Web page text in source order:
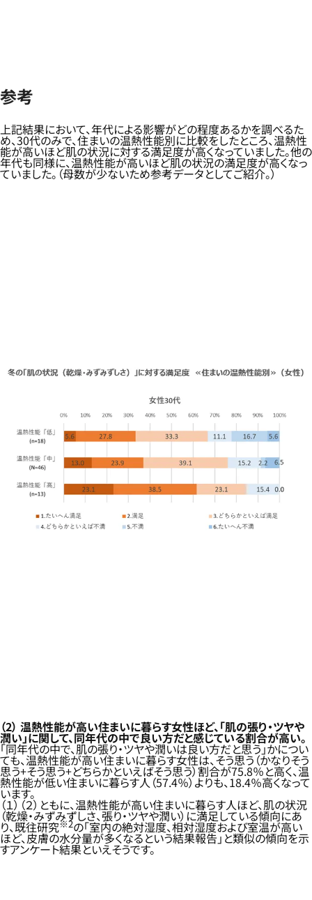
参考
上記結果において、年代による影響がどの程度あるかを調べるた
め、30代のみで、住まいの温熱性能別に比較をしたところ、温熱性
能が高いほど肌の状況に対する満足度が高くなっていました。他の
年代も同様に、温熱性能が高いほど肌の状況の満足度が高くなっ
ていました。（母数が少ないため参考データとしてご紹介。）
（2） 温熱性能が高い住まいに暮らす女性ほど、「肌の張り・ツヤや
潤い」に関して、同年代の中で良い方だと感じている割合が高い。
「同年代の中で、肌の張り・ツヤや潤いは良い方だと思う」かについ
ても、温熱性能が高い住まいに暮らす女性は、そう思う（かなりそう
思う+そう思う+どちらかといえばそう思う）割合が75.8％と高く、温
熱性能が低い住まいに暮らす人（57.4％）よりも、18.4％高くなって
います。
（１）（２）ともに、温熱性能が高い住まいに暮らす人ほど、肌の状況
（乾燥・みずみずしさ、張り・ツヤや潤い）に満足している傾向にあ
り、既往研究※2の「室内の絶対湿度、相対湿度および室温が高い
ほど、皮膚の水分量が多くなるという結果報告」と類似の傾向を示
すアンケート結果といえそうです。